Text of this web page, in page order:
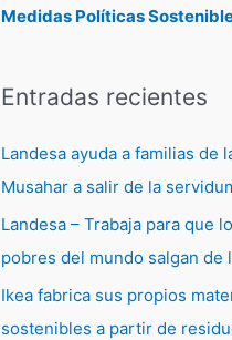
Medidas Políticas
Entradas recientes
Landesa ayuda a familias de
Musahar a salir de la
Landesa – Trabaja para que
pobres del mundo salgan de
Ikea fabrica sus propios
sostenibles a partir de